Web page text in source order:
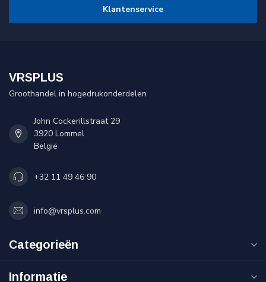
Klantenservice
VRSPLUS
Groothandel in hogedrukonderdelen
John Cockerillstraat 29
3920 Lommel
België
+32 11 49 46 90
info@vrsplus.com
Categorieën
Informatie